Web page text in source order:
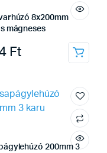
8x200mm
mágneses
Ft
200mm 3